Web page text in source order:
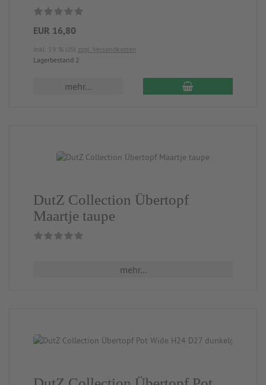
EUR 16,80
inkl. 19 % USt zzgl. Versandkosten
Lagerbestand 2
mehr...
DutZ Collection Übertopf
Maartje taupe
mehr...